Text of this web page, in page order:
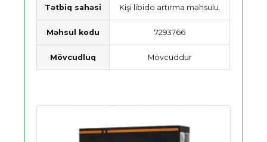
Tətbiq sahəsi Kişi libido artırma məhsulu.
Məhsul kodu 7293766
Mövcudluq Mövcuddur